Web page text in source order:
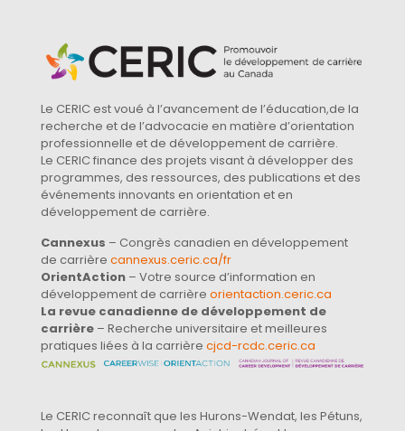
Le CERIC est voué à l’avancement de l’éducation,de la
recherche et de l’advocacie en matière d’orientation
professionnelle et de développement de carrière.
Le CERIC finance des projets visant à développer des
programmes, des ressources, des publications et des
événements innovants en orientation et en
développement de carrière.
Cannexus – Congrès canadien en développement
de carrière cannexus.ceric.ca/fr
OrientAction – Votre source d’information en
développement de carrière orientaction.ceric.ca
La revue canadienne de développement de
carrière – Recherche universitaire et meilleures
pratiques liées à la carrière cjcd-rcdc.ceric.ca
Le CERIC reconnaît que les Hurons-Wendat, les Pétuns,